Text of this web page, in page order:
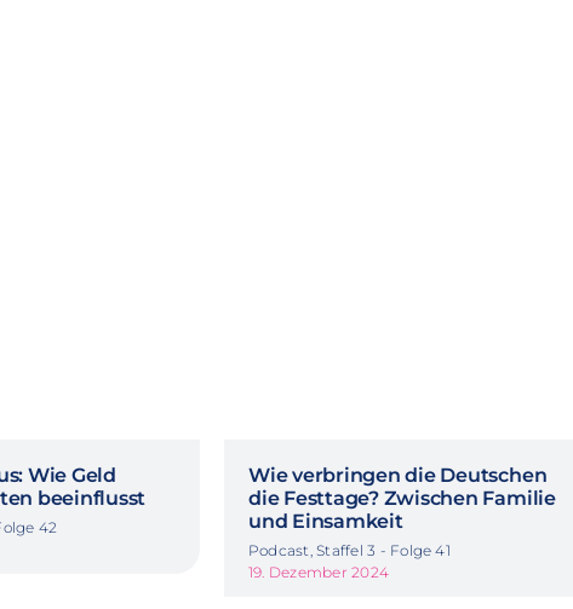
Wie Geld
beeinflusst
42
Wie verbringen die Deutschen
die Festtage? Zwischen Familie
und Einsamkeit
Podcast, Staffel 3 - Folge 41
19. Dezember 2024